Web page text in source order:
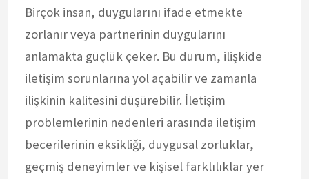
Birçok insan, duygularını ifade etmekte
zorlanır veya partnerinin duygularını
anlamakta güçlük çeker. Bu durum, ilişkide
iletişim sorunlarına yol açabilir ve zamanla
ilişkinin kalitesini düşürebilir. İletişim
problemlerinin nedenleri arasında iletişim
becerilerinin eksikliği, duygusal zorluklar,
geçmiş deneyimler ve kişisel farklılıklar yer